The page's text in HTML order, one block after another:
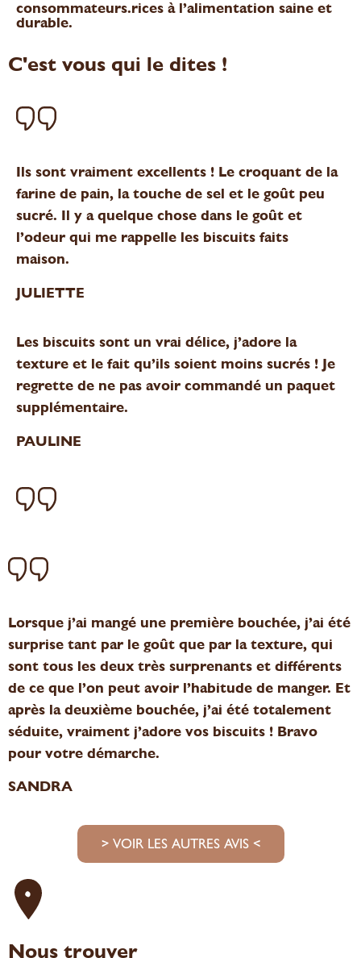
consommateurs.rices à l’alimentation saine et
durable.
C'est vous qui le dites !
Ils sont vraiment excellents ! Le croquant de la
farine de pain, la touche de sel et le goût peu
sucré. Il y a quelque chose dans le goût et
l’odeur qui me rappelle les biscuits faits
maison.
JULIETTE
Les biscuits sont un vrai délice, j’adore la
texture et le fait qu’ils soient moins sucrés ! Je
regrette de ne pas avoir commandé un paquet
supplémentaire.
PAULINE
Lorsque j’ai mangé une première bouchée, j’ai été
surprise tant par le goût que par la texture, qui
sont tous les deux très surprenants et différents
de ce que l’on peut avoir l’habitude de manger. Et
après la deuxième bouchée, j’ai été totalement
séduite, vraiment j’adore vos biscuits ! Bravo
pour votre démarche.
SANDRA
> VOIR LES AUTRES AVIS <
Nous trouver